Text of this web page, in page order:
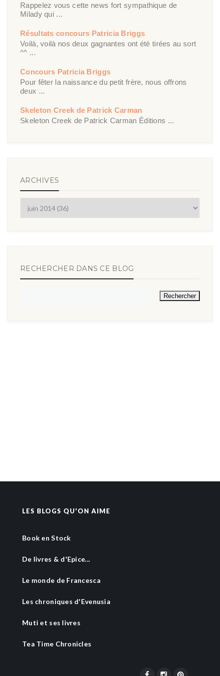
Rappelez vous cette news fort sympathique de
Milady qui ...
Résultats concours Patricia Briggs
Voilà, voilà nos deux gagnantes ont été tirées au sort
^^ ...
Concours Patricia Briggs
Pour fêter la naissance du petit frère, nous offrons
deux ...
Skeleton Creek de Patrick Carman
Skeleton Creek de Patrick Carman Éditions ...
ARCHIVES
RECHERCHER DANS CE BLOG
LES BLOGS QU'ON AIME
Book en Stock
De livres & d'Epice...
Le monde de Francesca
Les chroniques d'Evenusia
Muti et ses livres
Tea Time Chronicles